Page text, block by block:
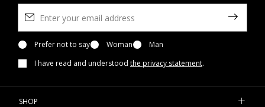
Prefer not to say Woman
Man
I have read and understood the privacy statement.
SHOP